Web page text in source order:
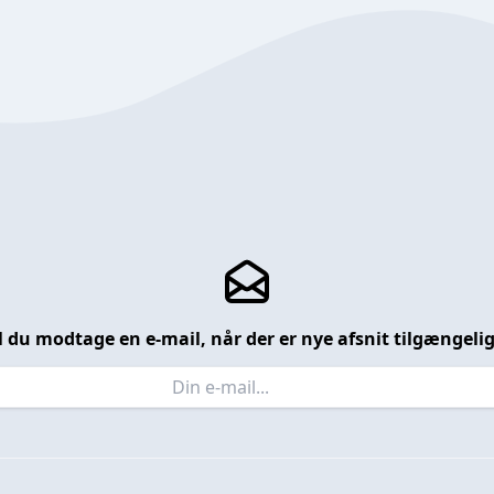
du modtage en e-mail, når der er nye afsnit